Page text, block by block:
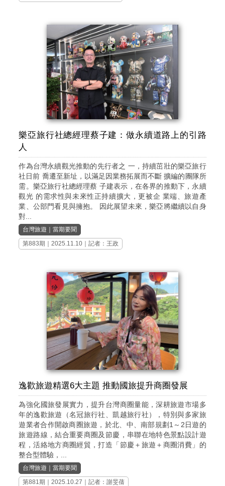
樂亞旅行社總經理蔡子建：做永續道路上的引路
人
作為台灣永續觀光推動的先行者之 一，持續茁壯的樂亞旅行
社日前 喬遷至新址，以滿足因業務拓展而不斷 擴編的團隊所
需。樂亞旅行社總經理蔡 子建表示，在各界的推動下，永續
觀光 的需求性與未來性正持續擴大，更被企 業端、旅遊產
業、公部門看見與擁抱。 因此展望未來，樂亞將繼續以自身
對...
台灣旅遊 ｜當期要聞
第883期
｜2025.11.10｜記者：王政
逸歡旅遊精選6大主題 推動國旅提升商圈發展
為強化國旅發展實力，提升台灣商圈量能，深耕旅遊市場多
年的逸歡旅遊（名冠旅行社、凱越旅行社），特別與多家旅
遊業者合作開啟商圈旅遊，於北、中、南部規劃1～2日遊的
旅遊路線，結合重要商圈及節慶，串聯在地特色景點設計遊
程，活絡地方商圈經貿，打造「節慶＋旅遊＋商圈消費」的
整合型體驗，...
台灣旅遊 ｜當期要聞
第881期
｜2025.10.27｜記者：謝旻蒨